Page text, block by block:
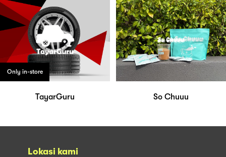
Only in-store
TayarGuru So Chuuu
Lokasi kami